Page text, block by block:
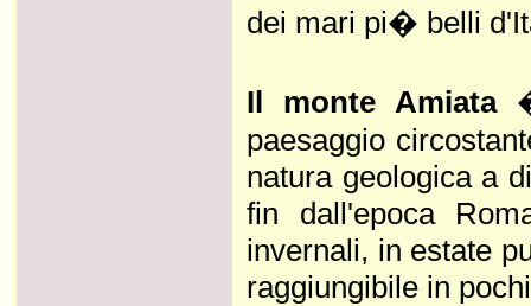
dei mari pi� belli
Il monte Amiata�
paesaggio
natura geologica a
fin dall'epoca
invernali, in estate
raggiungibile in